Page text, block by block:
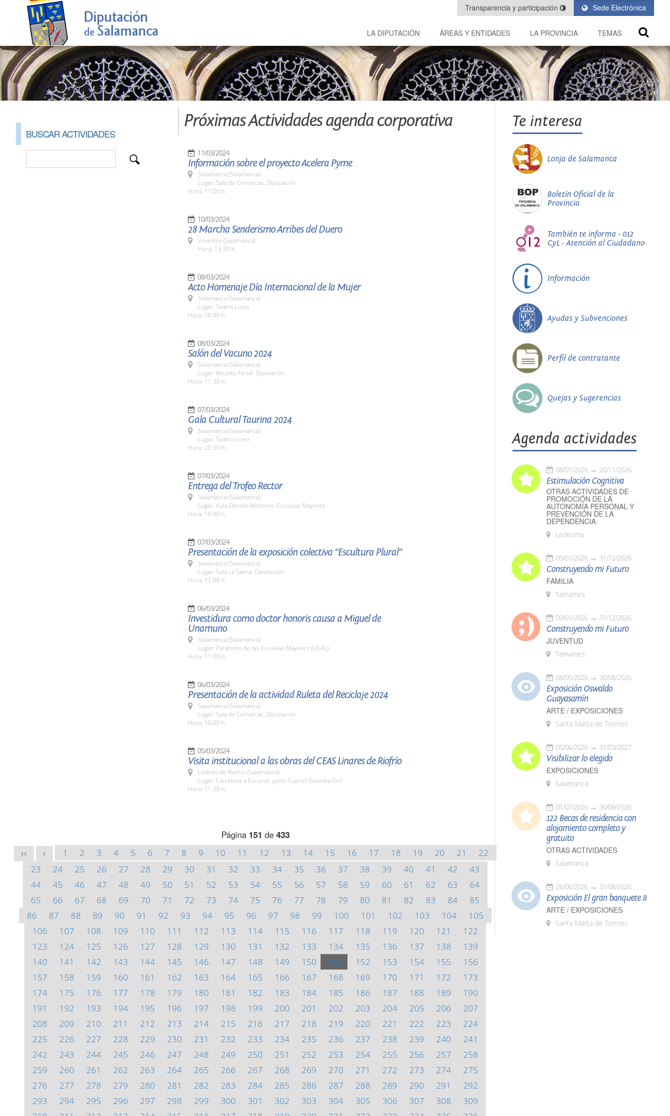
Sede Electrónica
Transparencia y participación
LA DIPUTACIÓN ÁREAS Y ENTIDADES LA PROVINCIA TEMAS
BUSCAR ACTIVIDADES
Próximas Actividades agenda corporativa
11/03/2024
Información sobre el proyecto Acelera Pyme
Salamanca (Salamanca)
Lugar: Sala de Comarcas. Diputación
Hora: 11:00 h.
10/03/2024
28 Marcha Senderismo Arribes del Duero
Vilvestre (Salamanca)
Hora: 13:30 h.
08/03/2024
Acto Homenaje Día Internacional de la Mujer
Salamanca (Salamanca)
Lugar: Teatro Liceo
Hora: 18:00 h.
08/03/2024
Salón del Vacuno 2024
Salamanca (Salamanca)
Lugar: Recinto Ferial. Diputación
Hora: 11:30 h.
07/03/2024
Gala Cultural Taurina 2024
Salamanca (Salamanca)
Lugar: Teatro Liceo
Hora: 20:30 h.
07/03/2024
Entrega del Trofeo Rector
Salamanca (Salamanca)
Lugar: Aula Dorado Montero. Escuelas Mayores
Hora: 18:00 h.
07/03/2024
Presentación de la exposición colectiva "Escultura Plural"
Salamanca (Salamanca)
Lugar: Sala La Salina. Diputación
Hora: 11:00 h.
06/03/2024
Investidura como doctor honoris causa a Miguel de
Unamuno
Salamanca (Salamanca)
Lugar: Paraninfo de las Escuelas Mayores (USAL)
Hora: 11:00 h.
06/03/2024
Presentación de la actividad Ruleta del Reciclaje 2024
Salamanca (Salamanca)
Lugar: Sala de Comarcas. Diputación
Hora: 10:00 h.
05/03/2024
Visita institucional a las obras del CEAS Linares de Riofrío
Linares de Riofrío (Salamanca)
Lugar: Carretera a Escurial, junto Cuartel Guardia Civil
Hora: 11:30 h.
Página 151 de 433
<< < 1 2 3 4 5 6 7 8 9 10 11 12 13 14 15 16 17 18 19 20 21
22
23
24 25 26 27 28 29 30 31 32 33 34 35 36 37 38 39 40 41 42
43
44
45 46 47 48 49 50 51 52 53 54 55 56 57 58 59 60 61 62 63
64
65
66 67 68 69 70 71 72 73 74 75 76 77 78 79 80 81 82 83 84
85
86
87 88 89 90 91 92 93 94 95 96 97 98 99 100 101 102 103 104
105
106
107 108 109 110 111 112 113 114 115 116 117 118 119 120 121
122
123
124 125 126 127 128 129 130 131 132 133 134 135 136 137 138
139
140
141 142 143 144 145 146 147 148 149 150 151 152 153 154 155
156
157
158 159 160 161 162 163 164 165 166 167 168 169 170 171 172
173
174
175 176 177 178 179 180 181 182 183 184 185 186 187 188 189
190
191
192 193 194 195 196 197 198 199 200 201 202 203 204 205 206
207
208
209 210 211 212 213 214 215 216 217 218 219 220 221 222 223
224
225
226 227 228 229 230 231 232 233 234 235 236 237 238 239 240
241
242
243 244 245 246 247 248 249 250 251 252 253 254 255 256 257
258
259
260 261 262 263 264 265 266 267 268 269 270 271 272 273 274
275
276
277 278 279 280 281 282 283 284 285 286 287 288 289 290 291
292
293
294 295 296 297 298 299 300 301 302 303 304 305 306 307 308
309
Te interesa
Lonja de Salamanca
Boletín Oficial de la
Provincia
También te informa - 012
CyL - Atención al Ciudadano
Información
Ayudas y Subvenciones
Perfil de contratante
Quejas y Sugerencias
Agenda actividades
08/01/2026 26/11/2026
Estimulación Cognitiva
OTRAS ACTIVIDADES DE
PROMOCIÓN DE LA
AUTONOMÍA PERSONAL Y
PREVENCIÓN DE LA
DEPENDENCIA
Ledesma
09/01/2026 31/12/2026
Construyendo mi Futuro
FAMILIA
Tamames
09/01/2026 31/12/2026
Construyendo mi Futuro
JUVENTUD
Tamames
08/05/2026 30/08/2026
Exposición Oswaldo
Guayasamín
ARTE / EXPOSICIONES
Santa Marta de Tormes
05/06/2026 31/03/2027
Visibilizar lo elegido
EXPOSICIONES
Salamanca
01/07/2026 30/09/2026
122 Becas de residencia con
alojamiento completo y
gratuito
OTRAS ACTIVIDADES
Salamanca
26/06/2026 31/08/2026
Exposición El gran banquete II
ARTE / EXPOSICIONES
Santa Marta de Tormes